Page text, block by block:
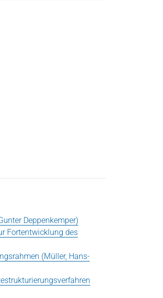
Deppenkemper)
Fortentwicklung des
(Müller, Hans-